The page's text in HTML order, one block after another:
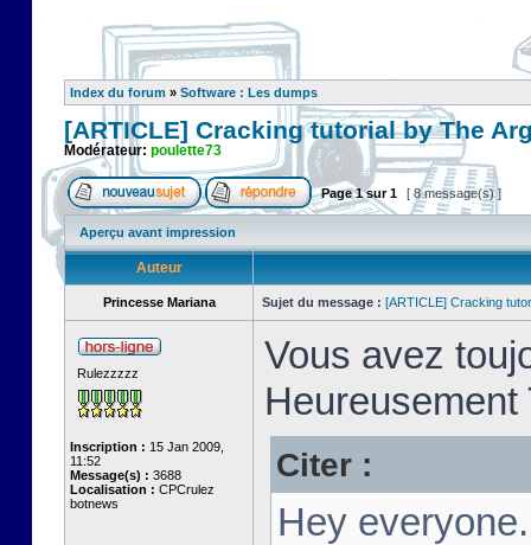
Index du forum » Software : Les dumps
[ARTICLE] Cracking tutorial by The
Modérateur: poulette73
Page1sur1 [ 8 message(s) ]
Aperçu avant impression
Auteur
Princesse Mariana Sujet du message : [ARTICLE] Cracking
Rulezzzzz
Inscription : 15 Jan 2009,
11:52
Message(s) : 3688
Localisation : CPCrulez
botnews
Vous avez
Citer :
Hey